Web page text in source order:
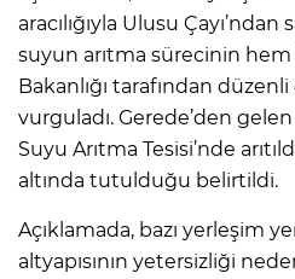
aracılığıyla Ulusu Çayı’ndan
suyun arıtma sürecinin
Bakanlığı tarafından
vurguladı. Gerede’den
Suyu Arıtma Tesisi’nde
altında tutulduğu belirtildi.
Açıklamada, bazı yerleşim
altyapısının yetersizliği